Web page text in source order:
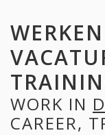
WORK IN
CAREER,